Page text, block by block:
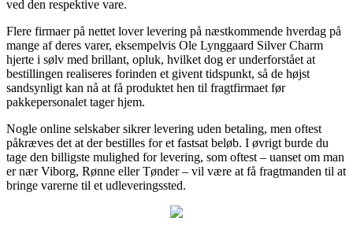
ved den respektive vare.
Flere firmaer på nettet lover levering på næstkommende hverdag på
mange af deres varer, eksempelvis Ole Lynggaard Silver Charm
hjerte i sølv med brillant, opluk, hvilket dog er underforstået at
bestillingen realiseres forinden et givent tidspunkt, så de højst
sandsynligt kan nå at få produktet hen til fragtfirmaet før
pakkepersonalet tager hjem.
Nogle online selskaber sikrer levering uden betaling, men oftest
påkræves det at der bestilles for et fastsat beløb. I øvrigt burde du
tage den billigste mulighed for levering, som oftest – uanset om man
er nær Viborg, Rønne eller Tønder – vil være at få fragtmanden til at
bringe varerne til et udleveringssted.